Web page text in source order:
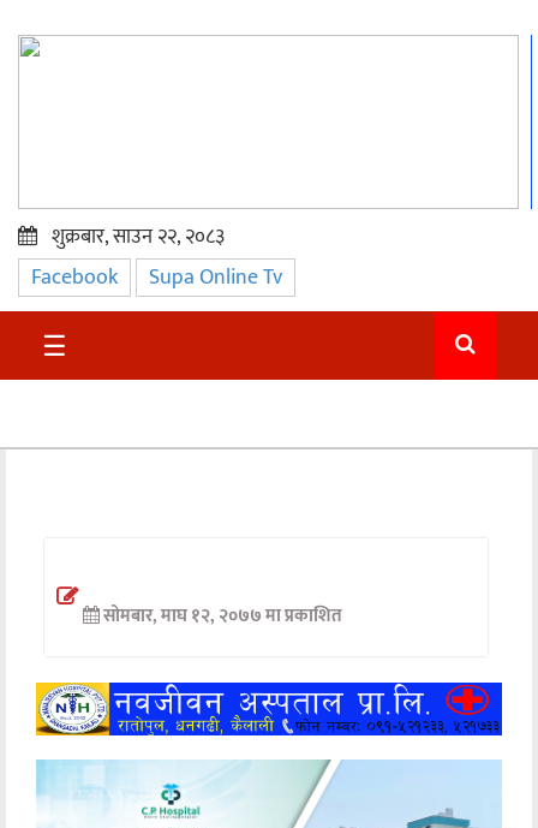
प्रमुख
समाचार
सुदुर
अन्तर्वार्ता
खेलकुद
मनोरञ्जन
अन्य
शुक्रबार, साउन २२, २०८३
Facebook Supa Online Tv
☰
सोमबार, माघ १२, २०७७ मा प्रकाशित